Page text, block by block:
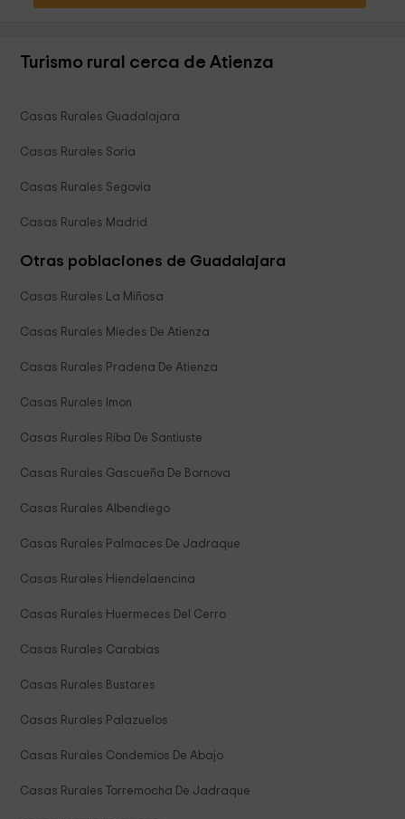
Turismo rural cerca de Atienza
Casas Rurales Guadalajara
Casas Rurales Soria
Casas Rurales Segovia
Casas Rurales Madrid
Otras poblaciones de Guadalajara
Casas Rurales La Miñosa
Casas Rurales Miedes De Atienza
Casas Rurales Pradena De Atienza
Casas Rurales Imon
Casas Rurales Riba De Santiuste
Casas Rurales Gascueña De Bornova
Casas Rurales Albendiego
Casas Rurales Palmaces De Jadraque
Casas Rurales Hiendelaencina
Casas Rurales Huermeces Del Cerro
Casas Rurales Carabias
Casas Rurales Bustares
Casas Rurales Palazuelos
Casas Rurales Condemios De Abajo
Casas Rurales Torremocha De Jadraque